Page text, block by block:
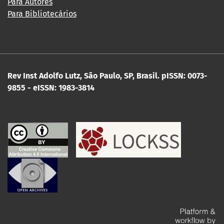
Para Bibliotecários
Rev Inst Adolfo Lutz, São Paulo, SP, Brasil. pISSN: 0073-
9855 - eISSN: 1983-3814